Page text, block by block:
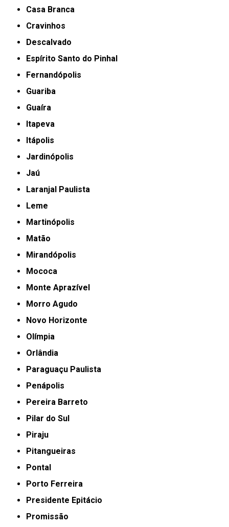
Casa Branca
Cravinhos
Descalvado
Espírito Santo do Pinhal
Fernandópolis
Guariba
Guaíra
Itapeva
Itápolis
Jardinópolis
Jaú
Laranjal Paulista
Leme
Martinópolis
Matão
Mirandópolis
Mococa
Monte Aprazível
Morro Agudo
Novo Horizonte
Olímpia
Orlândia
Paraguaçu Paulista
Penápolis
Pereira Barreto
Pilar do Sul
Piraju
Pitangueiras
Pontal
Porto Ferreira
Presidente Epitácio
Promissão